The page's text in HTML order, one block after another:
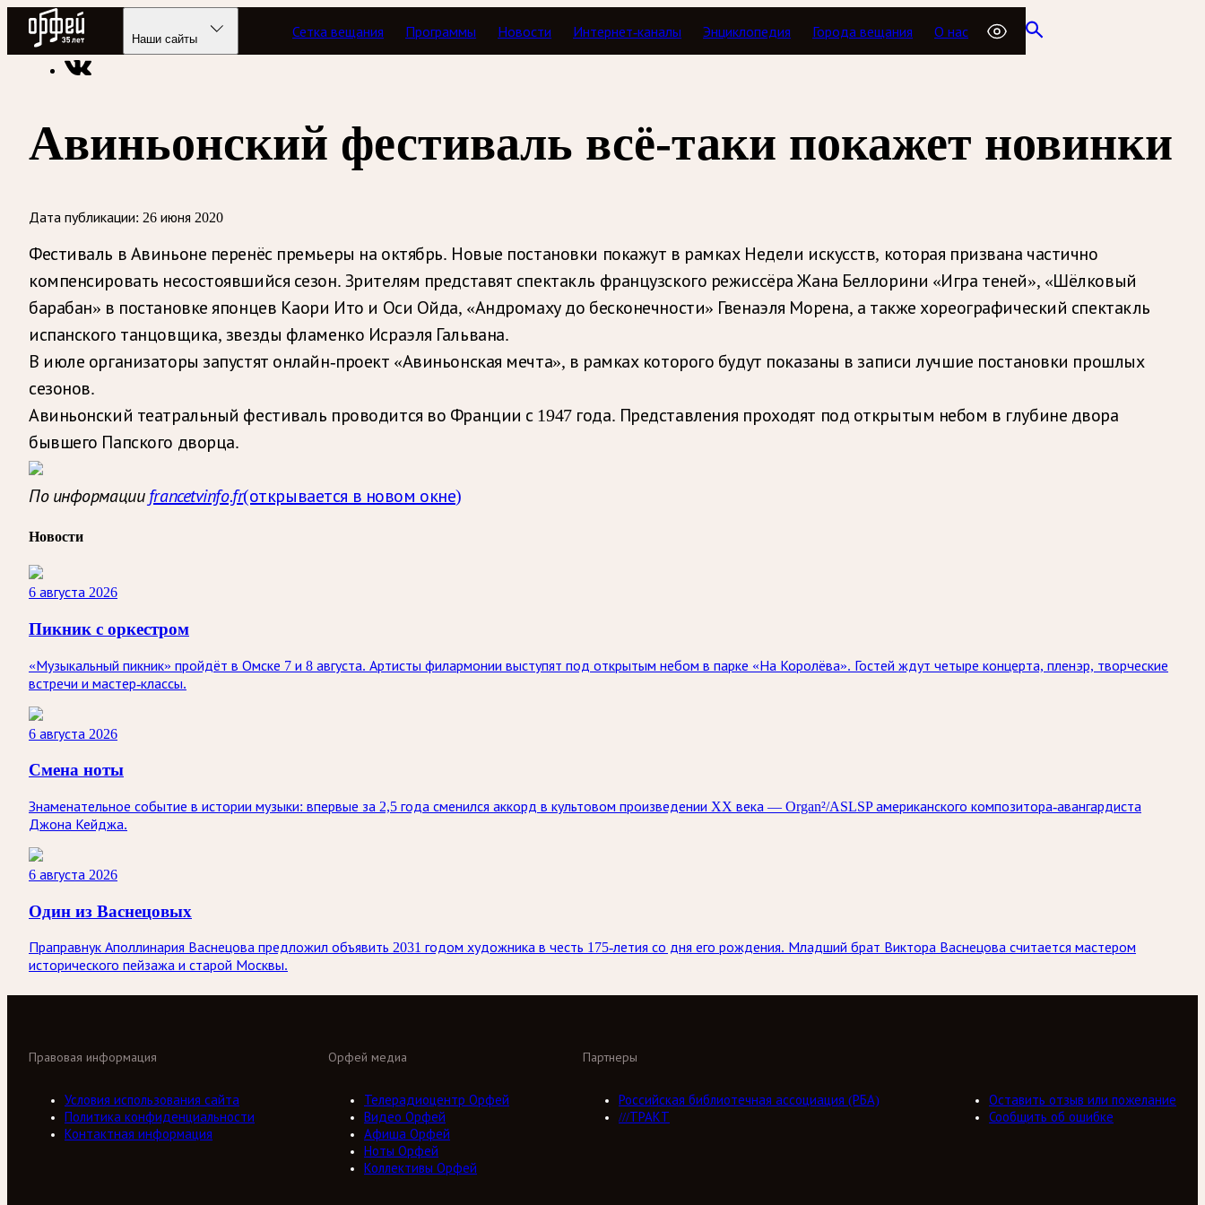
Радио Орфей
Наши сайты Сетка вещания Программы Новости Интернет-каналы Энциклопедия Города вещания О нас
Радио классической музыки «Орфей» Новости
Авиньонский фестиваль всё-таки покажет новинки
Дата публикации: 26 июня 2020
Фестиваль в Авиньоне перенёс премьеры на октябрь. Новые постановки покажут в рамках Недели искусств, которая призвана частично
компенсировать несостоявшийся сезон. Зрителям представят спектакль французского режиссёра Жана Беллорини «Игра теней», «Шёлковый
барабан» в постановке японцев Каори Ито и Оси Ойда, «Андромаху до бесконечности» Гвенаэля Морена, а также хореографический спектакль
испанского танцовщика, звезды фламенко Исраэля Гальвана.
В июле организаторы запустят онлайн-проект «Авиньонская мечта», в рамках которого будут показаны в записи лучшие постановки прошлых
сезонов.
Авиньонский театральный фестиваль проводится во Франции с 1947 года. Представления проходят под открытым небом в глубине двора
бывшего Папского дворца.
По информацииfrancetvinfo.fr(открывается в новом окне)
Новости
6 августа 2026
Пикник с оркестром
«Музыкальный пикник» пройдёт в Омске 7 и 8 августа. Артисты филармонии выступят под открытым небом в парке «На Королёва». Гостей ждут четыре концерта, пленэр, творческие
встречи и мастер-классы.
6 августа 2026
Смена ноты
Знаменательное событие в истории музыки: впервые за 2,5 года сменился аккорд в культовом произведении XX века — Organ²/ASLSP американского композитора-авангардиста
Джона Кейджа.
6 августа 2026
Один из Васнецовых
Праправнук Аполлинария Васнецова предложил объявить 2031 годом художника в честь 175-летия со дня его рождения. Младший брат Виктора Васнецова считается мастером
исторического пейзажа и старой Москвы.
Орфей медиа
Телерадиоцентр Орфей
Видео Орфей
Афиша Орфей
Ноты Орфей
Коллективы Орфей
Партнеры
Российская библиотечная ассоциация (РБА)
///ТРАКТ
Правовая информация
Условия использования сайта
Политика конфиденциальности
Контактная информация
Оставить отзыв или пожелание
Сообщить об ошибке